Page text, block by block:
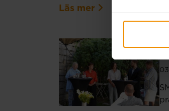
Läs mer